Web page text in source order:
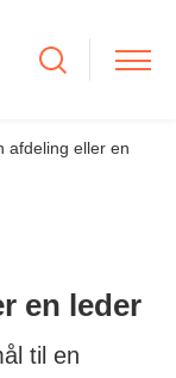
afdeling eller en
en leder
til en